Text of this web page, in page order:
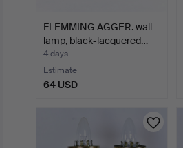
FLEMMING AGGER. wall
lamp, black-lacquered…
4 days
Estimate
64 USD